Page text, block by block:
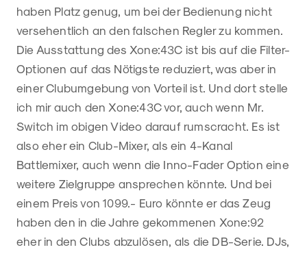
haben Platz genug, um bei der Bedienung nicht
versehentlich an den falschen Regler zu kommen.
Die Ausstattung des Xone:43C ist bis auf die Filter-
Optionen auf das Nötigste reduziert, was aber in
einer Clubumgebung von Vorteil ist. Und dort stelle
ich mir auch den Xone:43C vor, auch wenn Mr.
Switch im obigen Video darauf rumscracht. Es ist
also eher ein Club-Mixer, als ein 4-Kanal
Battlemixer, auch wenn die Inno-Fader Option eine
weitere Zielgruppe ansprechen könnte. Und bei
einem Preis von 1099.- Euro könnte er das Zeug
haben den in die Jahre gekommenen Xone:92
eher in den Clubs abzulösen, als die DB-Serie. DJs,